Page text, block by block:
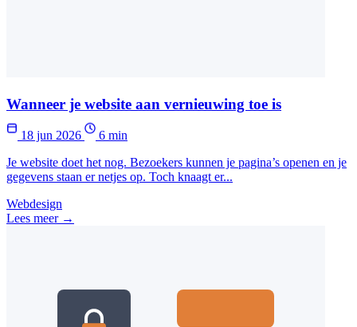
Wanneer je website aan vernieuwing toe is
18 jun 2026
6 min
Je website doet het nog. Bezoekers kunnen je pagina’s openen en je
gegevens staan er netjes op. Toch knaagt er...
Webdesign
Lees meer →